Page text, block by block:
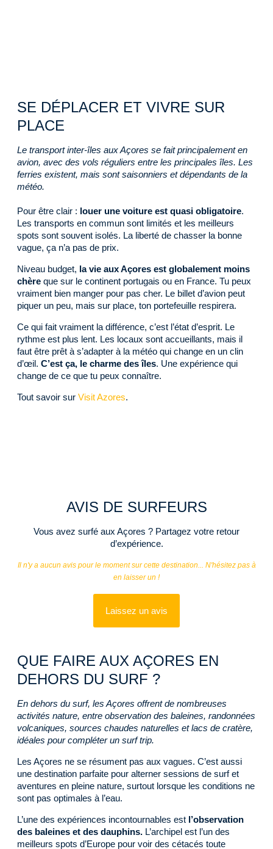
SE DÉPLACER ET VIVRE SUR
PLACE
Le transport inter-îles aux Açores se fait principalement en
avion, avec des vols réguliers entre les principales îles. Les
ferries existent, mais sont saisonniers et dépendants de la
météo.
Pour être clair : louer une voiture est quasi obligatoire.
Les transports en commun sont limités et les meilleurs
spots sont souvent isolés. La liberté de chasser la bonne
vague, ça n’a pas de prix.
Niveau budget, la vie aux Açores est globalement moins
chère que sur le continent portugais ou en France. Tu peux
vraiment bien manger pour pas cher. Le billet d’avion peut
piquer un peu, mais sur place, ton portefeuille respirera.
Ce qui fait vraiment la différence, c’est l’état d’esprit. Le
rythme est plus lent. Les locaux sont accueillants, mais il
faut être prêt à s’adapter à la météo qui change en un clin
d’œil. C’est ça, le charme des îles. Une expérience qui
change de ce que tu peux connaître.
Tout savoir sur Visit Azores.
AVIS DE SURFEURS
Vous avez surfé aux Açores ? Partagez votre retour
d’expérience.
Il n'y a aucun avis pour le moment sur cette destination... N'hésitez pas à
en laisser un !
Laissez un avis
QUE FAIRE AUX AÇORES EN
DEHORS DU SURF ?
En dehors du surf, les Açores offrent de nombreuses
activités nature, entre observation des baleines, randonnées
volcaniques, sources chaudes naturelles et lacs de cratère,
idéales pour compléter un surf trip.
Les Açores ne se résument pas aux vagues. C’est aussi
une destination parfaite pour alterner sessions de surf et
aventures en pleine nature, surtout lorsque les conditions ne
sont pas optimales à l’eau.
L’une des expériences incontournables est l’observation
des baleines et des dauphins. L’archipel est l’un des
meilleurs spots d’Europe pour voir des cétacés toute